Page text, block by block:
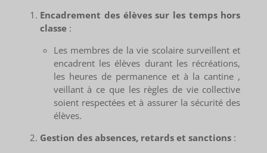
Encadrement des élèves sur les temps hors
classe :
Les membres de la vie scolaire surveillent et
encadrent les élèves durant les récréations,
les heures de permanence et à la cantine ,
veillant à ce que les règles de vie collective
soient respectées et à assurer la sécurité des
élèves.
Gestion des absences, retards et sanctions :